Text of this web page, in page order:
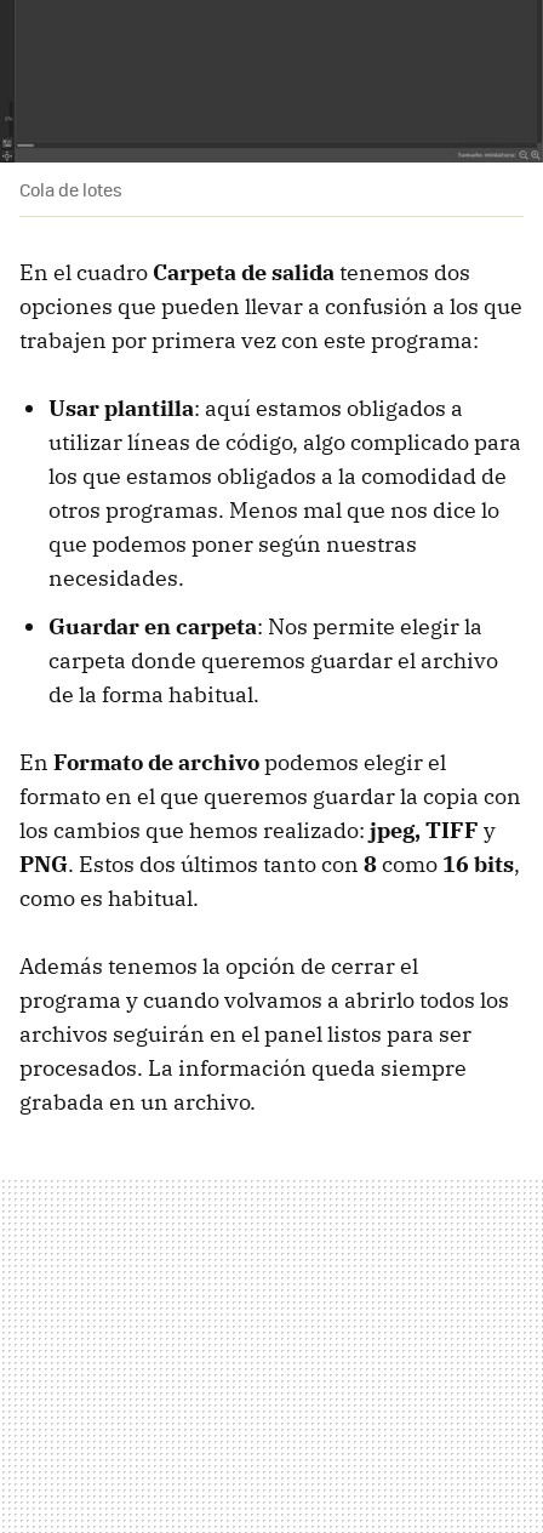
Cola de lotes
En el cuadro Carpeta de salidatenemos dos
opciones que pueden llevar a confusión a los que
trabajen por primera vez con este programa:
Usar plantilla: aquí estamos obligados a
utilizar líneas de código, algo complicado para
los que estamos obligados a la comodidad de
otros programas. Menos mal que nos dice lo
que podemos poner según nuestras
necesidades.
Guardar en carpeta: Nos permite elegir la
carpeta donde queremos guardar el archivo
de la forma habitual.
En Formato de archivopodemos elegir el
formato en el que queremos guardar la copia con
los cambios que hemos realizado: jpeg, TIFF y
PNG. Estos dos últimos tanto con 8como 16 bits,
como es habitual.
Además tenemos la opción de cerrar el
programa y cuando volvamos a abrirlo todos los
archivos seguirán en el panel listos para ser
procesados. La información queda siempre
grabada en un archivo.